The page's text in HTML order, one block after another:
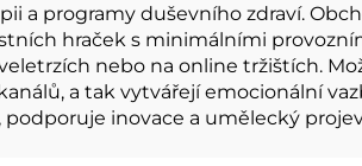
a programy duševního zdraví.
hraček s minimálními
nebo na online tržištích.
a tak vytvářejí emocionální
inovace a umělecký